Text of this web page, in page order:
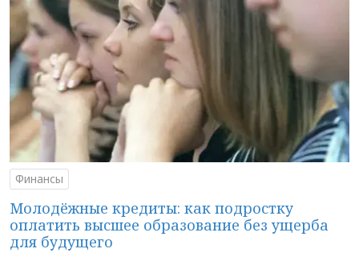
Финансы
Молодёжные кредиты: как подростку
оплатить высшее образование без ущерба
для будущего